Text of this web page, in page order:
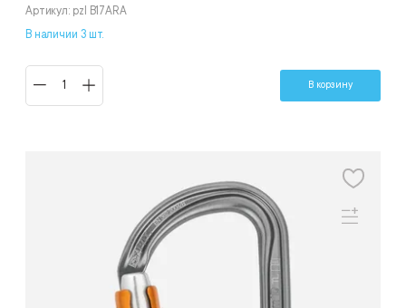
Артикул: pzl B17ARA
В наличии 3 шт.
В корзину